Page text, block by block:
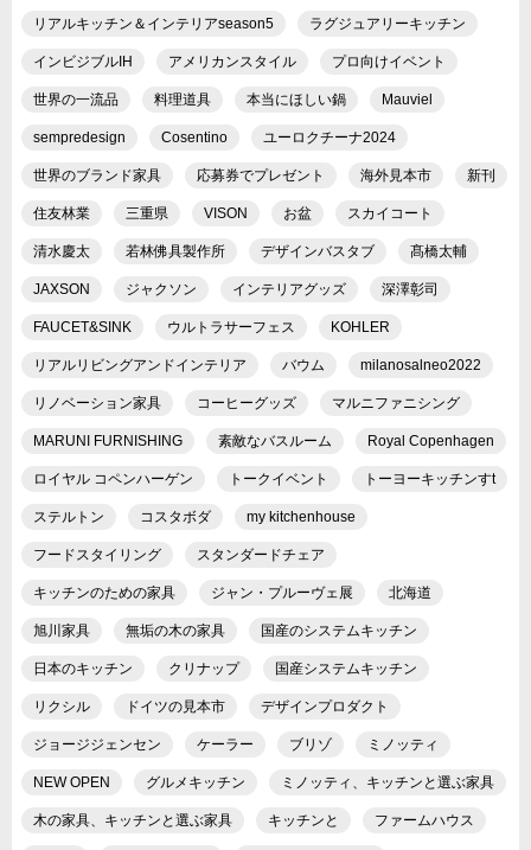
リアルキッチン＆インテリアseason5 ラグジュアリーキッチン
インビジブルIH アメリカンスタイル プロ向けイベント
世界の一流品 料理道具 本当にほしい鍋 Mauviel
sempredesign Cosentino ユーロクチーナ2024
世界のブランド家具 応募券でプレゼント 海外見本市 新刊
住友林業 三重県 VISON お盆 スカイコート
清水慶太 若林佛具製作所 デザインバスタブ 髙橋太輔
JAXSON ジャクソン インテリアグッズ 深澤彰司
FAUCET&SINK ウルトラサーフェス KOHLER
リアルリビングアンドインテリア バウム milanosalneo2022
リノベーション家具 コーヒーグッズ マルニファニシング
MARUNI FURNISHING 素敵なバスルーム Royal Copenhagen
ロイヤル コペンハーゲン トークイベント トーヨーキッチンすt
ステルトン コスタボダ my kitchenhouse
フードスタイリング スタンダードチェア
キッチンのための家具 ジャン・プルーヴェ展 北海道
旭川家具 無垢の木の家具 国産のシステムキッチン
日本のキッチン クリナップ 国産システムキッチン
リクシル ドイツの見本市 デザインプロダクト
ジョージジェンセン ケーラー ブリゾ ミノッティ
NEW OPEN グルメキッチン ミノッティ、キッチンと選ぶ家具
木の家具、キッチンと選ぶ家具 キッチンと ファームハウス